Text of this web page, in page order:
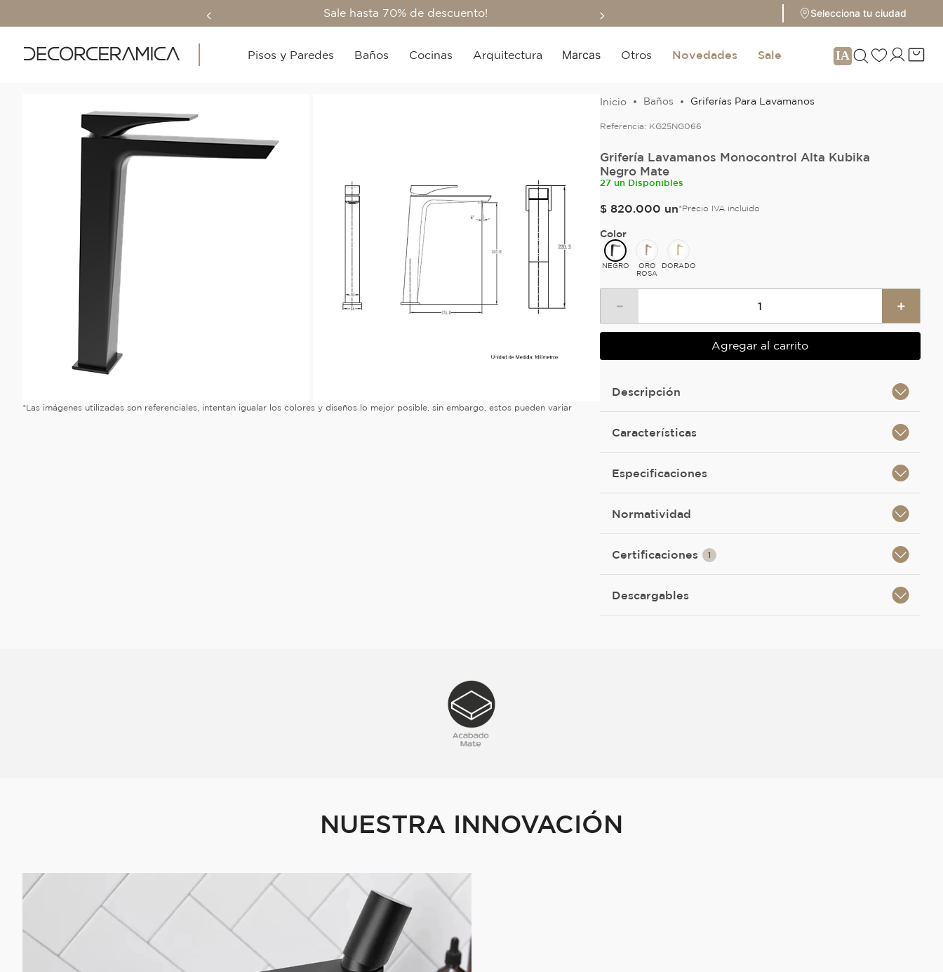
Sale hasta 70% de descuento! Selecciona tu ciudad
Pisos y Paredes Baños Cocinas Arquitectura Marcas Otros Novedades Sale
*Las imágenes utilizadas son referenciales, intentan igualar los colores y diseños lo mejor posible, sin embargo, estos pueden variar
Baños Griferías Para Lavamanos
Referencia: KG25NG066
Grifería Lavamanos Monocontrol Alta Kubika
Negro Mate
27 un Disponibles
$ 820.000 un*Precio IVA incluido
Color
NEGRO
ORO
ROSA
DORADO
＋
－
Agregar al carrito
Descripción
Características
Especificaciones
Normatividad
Certificaciones 1
Descargables
NUESTRA INNOVACIÓN